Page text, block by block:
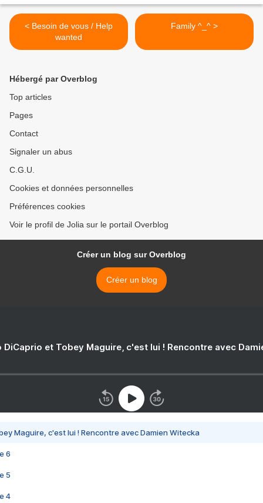
< Besoin de vous / Help
wanted
Family ^_^ >
Hébergé par Overblog
Top articles
Pages
Contact
Signaler un abus
C.G.U.
Cookies et données personnelles
Préférences cookies
Voir le profil de Jolia sur le portail Overblog
Créer un blog sur Overblog
Créer un blog
DiCaprio et Tobey Maguire, c'est lui ! Rencontre avec
Maguire, c'est lui ! Rencontre avec Damien Witecka
6
5
4